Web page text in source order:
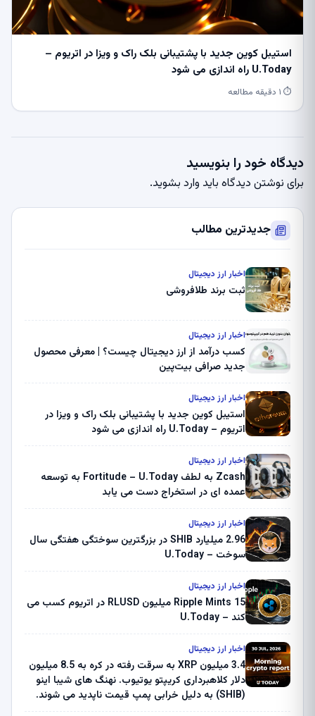
استیبل کوین جدید با پشتیبانی بلک راک و ویزا در اتریوم –
U.Today راه اندازی می شود
⏱ ۱ دقیقه مطالعه
دیدگاه خود را بنویسید
برای نوشتن دیدگاه باید وارد بشوید.
جدیدترین مطالب
اخبار ارز دیجیتال
ثبت برند طلافروشی
اخبار ارز دیجیتال
کسب درآمد از ارز دیجیتال چیست؟ | معرفی محصول
جدید صرافی بیت‌پین
اخبار ارز دیجیتال
استیبل کوین جدید با پشتیبانی بلک راک و ویزا در
اتریوم – U.Today راه اندازی می شود
اخبار ارز دیجیتال
Zcash به لطف Fortitude – U.Today به توسعه
عمده ای در استخراج دست می یابد
اخبار ارز دیجیتال
2.96 میلیارد SHIB در بزرگترین سوختگی هفتگی سال
سوخت – U.Today
اخبار ارز دیجیتال
Ripple Mints 15 میلیون RLUSD در اتریوم کسب می
کند – U.Today
اخبار ارز دیجیتال
3.4 میلیون XRP به سرقت رفته در کره به 8.5 میلیون
دلار کلاهبرداری کریپتو یوتیوب. نهنگ های شیبا اینو
(SHIB) به دلیل خرابی پمپ قیمت ناپدید می شوند.